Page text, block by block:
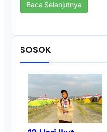
Baca Selanjutnya
SOSOK